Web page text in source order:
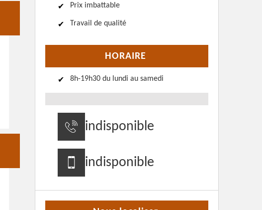
Prix imbattable
Travail de qualité
HORAIRE
8h-19h30 du lundi au samedi
indisponible
indisponible